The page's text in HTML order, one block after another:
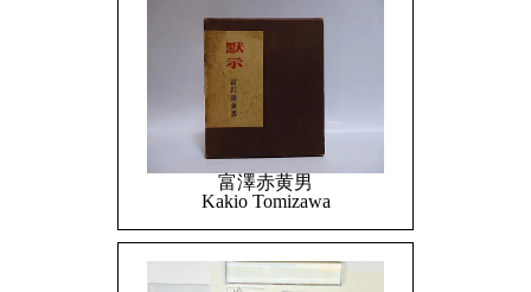
富澤赤黄男
Kakio Tomizawa